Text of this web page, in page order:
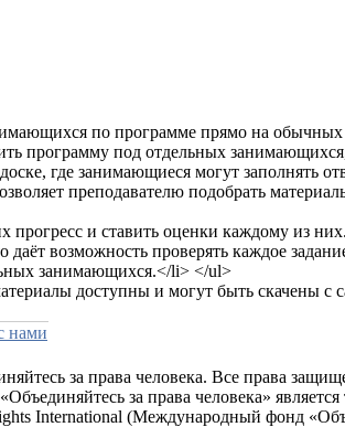
нами
за права человека. Все права
за права человека»
International (Международный фонд